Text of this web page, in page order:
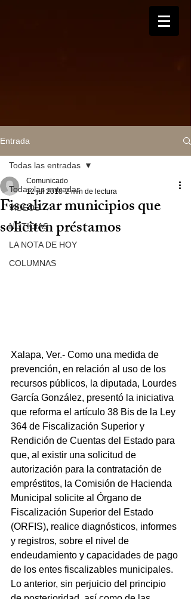
Entrada
Todas las entradas
VIDEOS
NOTICIAS
LA NOTA DE HOY
COLUMNAS
Todas las entradas
Fiscalizar municipios que
soliciten préstamos
Comunicado
12 jul 2018 2 min de lectura
Xalapa, Ver.- Como una medida de
prevención, en relación al uso de los
recursos públicos, la diputada, Lourdes
García González, presentó la iniciativa
que reforma el artículo 38 Bis de la Ley
364 de Fiscalización Superior y
Rendición de Cuentas del Estado para
que, al existir una solicitud de
autorización para la contratación de
empréstitos, la Comisión de Hacienda
Municipal solicite al Órgano de
Fiscalización Superior del Estado
(ORFIS), realice diagnósticos, informes
y registros, sobre el nivel de
endeudamiento y capacidades de pago
de los entes fiscalizables municipales.
Lo anterior, sin perjuicio del principio